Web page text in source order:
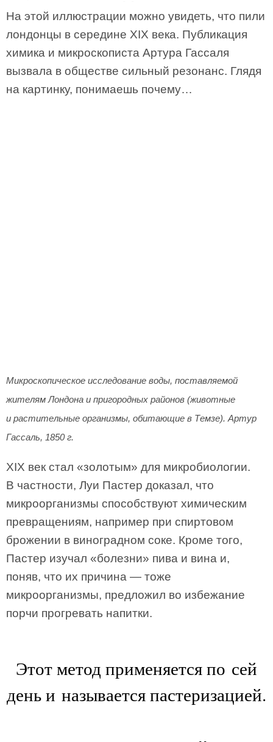
На этой иллюстрации можно увидеть, что пили
лондонцы в середине XIX века. Публикация
химика и микроскописта Артура Гассаля
вызвала в обществе сильный резонанс. Глядя
на картинку, понимаешь почему…
Микроскопическое исследование воды, поставляемой
жителям Лондона и пригородных районов (животные
и растительные организмы, обитающие в Темзе). Артур
Гассаль, 1850 г.
XIX век стал «золотым» для микробиологии.
В частности, Луи Пастер доказал, что
микроорганизмы способствуют химическим
превращениям, например при спиртовом
брожении в виноградном соке. Кроме того,
Пастер изучал «болезни» пива и вина и,
поняв, что их причина ― тоже
микроорганизмы, предложил во избежание
порчи прогревать напитки.
Этот метод применяется по сей
день и называется пастеризацией.